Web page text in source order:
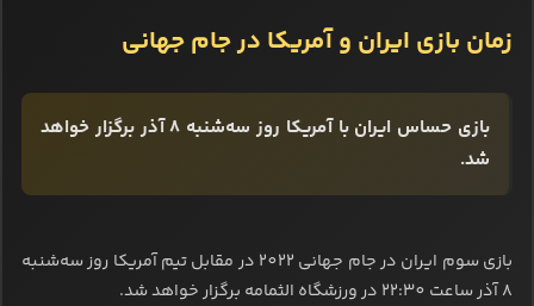
زمان بازی ایران و آمریکا در جام جهانی
بازی حساس ایران با آمریکا روز سه‌شنبه 8 آذر برگزار خواهد
شد.
بازی سوم ایران در جام جهانی 2022 در مقابل تیم آمریکا روز سه‌شنبه
8 آذر ساعت 22:30 در ورزشگاه الثمامه برگزار خواهد شد.